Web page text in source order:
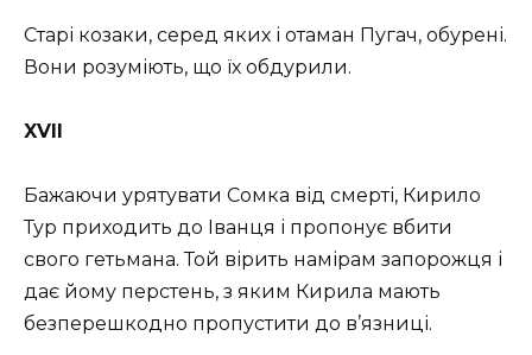
Старі козаки, серед яких і отаман Пугач, обурені.
Вони розуміють, що їх обдурили.
XVII
Бажаючи урятувати Сомка від смерті, Кирило
Тур приходить до Іванця і пропонує вбити
свого гетьмана. Той вірить намірам запорожця і
дає йому перстень, з яким Кирила мають
безперешкодно пропустити до в’язниці.